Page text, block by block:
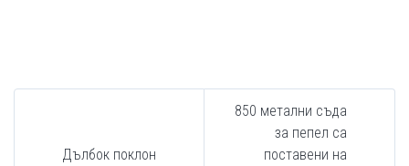
Дълбок поклон
850 метални съда
за пепел са
поставени на